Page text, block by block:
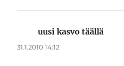
uusi kasvo täällä
31.1.2010 14:12